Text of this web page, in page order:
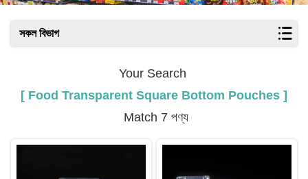
সকল বিভাগ
Your Search
[ Food Transparent Square Bottom Pouches ]
Match 7 পণ্য